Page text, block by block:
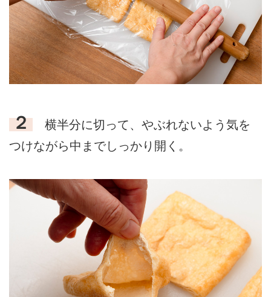
２
横半分に切って、やぶれないよう気を
つけながら中までしっかり開く。